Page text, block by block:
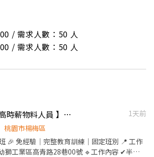
/ 需求人數：50 人
/ 需求人數：50 人
👍 🚨【近楊梅 x 高時薪物料人員 】固定班｜週休六日｜無經驗可 🔥
1天前
桃園市楊梅區
免經驗｜完整教育訓練｜固定班別 📍 工作
高青路28巷00號 🔹工作內容 ✔半導